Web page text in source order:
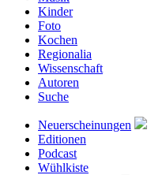
Kinder
Foto
Kochen
Regionalia
Wissenschaft
Autoren
Suche
Neuerscheinungen
Editionen
Podcast
Wühlkiste